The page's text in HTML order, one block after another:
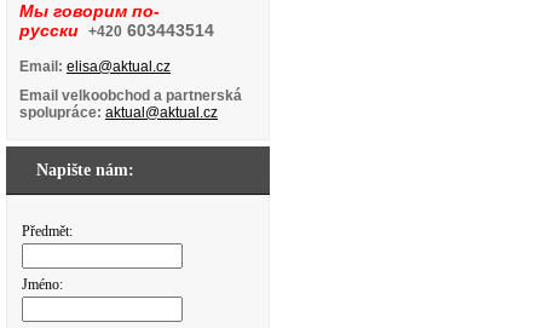
Мы говорим по-
русски +420 603443514
Email: elisa@aktual.cz
Email velkoobchod a partnerská
spolupráce: aktual@aktual.cz
Napište nám:
Předmět:
Jméno: